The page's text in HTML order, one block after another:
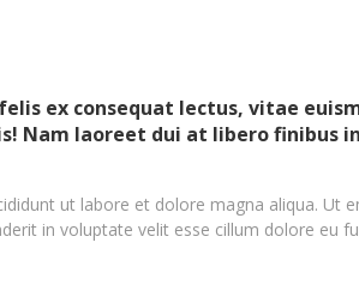
ex consequat lectus, vitae
Nam laoreet dui at libero
ut labore et dolore magna aliqua.
in voluptate velit esse cillum dolore eu